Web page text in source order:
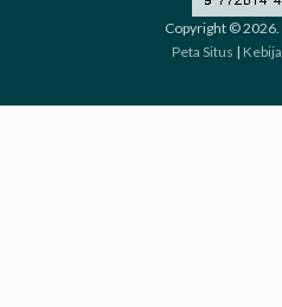
Copyright © 2026.
Peta Situs |